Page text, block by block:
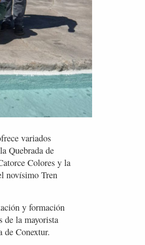
variados
Quebrada de
Colores y la
novísimo Tren
y formación
de la mayorista
de Conextur.